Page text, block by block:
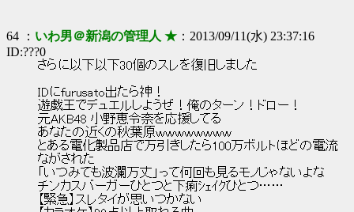
64 ： いわ男＠新潟の管理人 ★ ：2013/09/11(水) 23:37:16
ID:???0
さらに以下以下30個のスレを復旧しました
IDにfurusato出たら神！
遊戯王でデュエルしようぜ！俺のターン！ドロー！
元AKB48 小野恵令奈を応援してる
あなたの近くの秋葉原ｗｗｗｗｗｗｗｗ
とある電化製品店で万引きしたら100万ボルトほどの電流
ながされた
「いつみても波瀾万丈」って何回も見るモノじゃないよな
チンカスバーガーひとつと下痢ｼｪｲｸひとつ……
【緊急】スレタイが思いつかない